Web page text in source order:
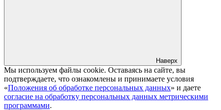
Наверх
Мы используем файлы cookie. Оставаясь на сайте, вы
подтверждаете, что ознакомлены и принимаете условия
«Положения об обработке персональных данных» и даете
согласие на обработку персональных данных метрическими
программами.